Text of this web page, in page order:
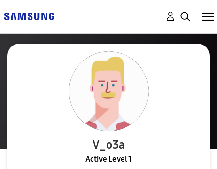
V_o3a
Active Level 1